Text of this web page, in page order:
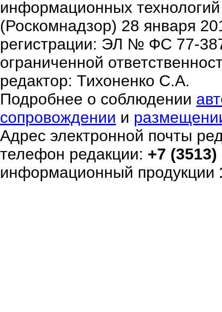
информационных
(Роскомнадзор) 28 января
регистрации: ЭЛ № ФС 77-
ограниченной
редактор: Тихоненко С.А.
Подробнее о соблюдении
сопровождении и
Адрес электронной почты
телефон редакции: +7
информационный продукции